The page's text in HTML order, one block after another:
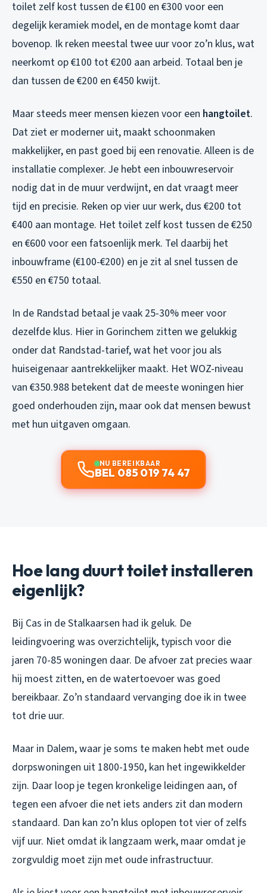
toilet zelf kost tussen de €100 en €300 voor een
degelijk keramiek model, en de montage komt daar
bovenop. Ik reken meestal twee uur voor zo’n klus, wat
neerkomt op €100 tot €200 aan arbeid. Totaal ben je
dan tussen de €200 en €450 kwijt.
Maar steeds meer mensen kiezen voor een hangtoilet.
Dat ziet er moderner uit, maakt schoonmaken
makkelijker, en past goed bij een renovatie. Alleen is de
installatie complexer. Je hebt een inbouwreservoir
nodig dat in de muur verdwijnt, en dat vraagt meer
tijd en precisie. Reken op vier uur werk, dus €200 tot
€400 aan montage. Het toilet zelf kost tussen de €250
en €600 voor een fatsoenlijk merk. Tel daarbij het
inbouwframe (€100-€200) en je zit al snel tussen de
€550 en €750 totaal.
In de Randstad betaal je vaak 25-30% meer voor
dezelfde klus. Hier in Gorinchem zitten we gelukkig
onder dat Randstad-tarief, wat het voor jou als
huiseigenaar aantrekkelijker maakt. Het WOZ-niveau
van €350.988 betekent dat de meeste woningen hier
goed onderhouden zijn, maar ook dat mensen bewust
met hun uitgaven omgaan.
NU BEREIKBAAR
BEL 085 019 74 47
Hoe lang duurt toilet installeren
eigenlijk?
Bij Cas in de Stalkaarsen had ik geluk. De
leidingvoering was overzichtelijk, typisch voor die
jaren 70-85 woningen daar. De afvoer zat precies waar
hij moest zitten, en de watertoevoer was goed
bereikbaar. Zo’n standaard vervanging doe ik in twee
tot drie uur.
Maar in Dalem, waar je soms te maken hebt met oude
dorpswoningen uit 1800-1950, kan het ingewikkelder
zijn. Daar loop je tegen kronkelige leidingen aan, of
tegen een afvoer die net iets anders zit dan modern
standaard. Dan kan zo’n klus oplopen tot vier of zelfs
vijf uur. Niet omdat ik langzaam werk, maar omdat je
zorgvuldig moet zijn met oude infrastructuur.